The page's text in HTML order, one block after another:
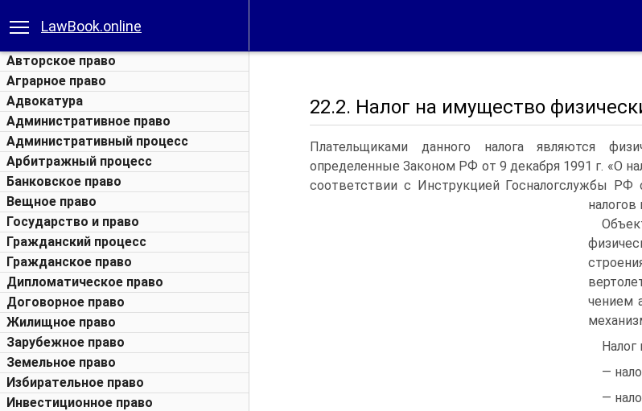
LawBook.online
Авторское право
Аграрное право
Адвокатура
Административное право
Административный процесс
Арбитражный процесс
Банковское право
Вещное право
Государство и право
Гражданский процесс
Гражданское право
Дипломатическое право
Договорное право
Жилищное право
Зарубежное право
Земельное право
Избирательное право
Инвестиционное право
22.2. Налог на имущество
Плательщиками данного налога являются
определенные Законом РФ от 9 декабря 1991 г. «О
соответствии с Инструкцией Госналогслужбы РФ
чением
Налог
—
—